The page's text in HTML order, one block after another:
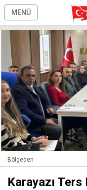
MENÜ
Bölgeden
Karayazı